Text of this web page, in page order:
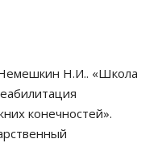
Немешкин Н.И.. «Школа
конечностей».